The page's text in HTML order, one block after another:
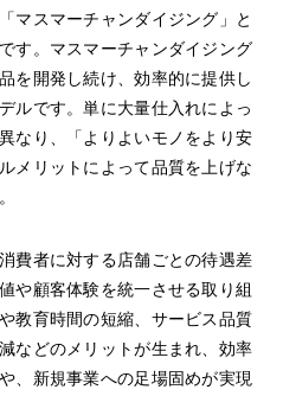
マスマーチャンダイジング」と
す。マスマーチャンダイジング
を開発し続け、効率的に提供し
ルです。単に大量仕入れによっ
なり、「よりよいモノをより安
メリットによって品質を上げな
費者に対する店舗ごとの待遇差
や顧客体験を統一させる取り組
教育時間の短縮、サービス品質
などのメリットが生まれ、効率
、新規事業への足場固めが実現